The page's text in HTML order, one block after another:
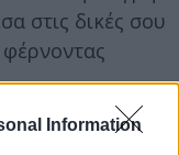
Information
στις δικές σου